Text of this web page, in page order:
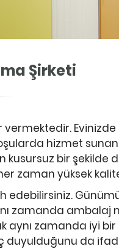
Şirketi
hizmet
bir şekilde
zaman yüksek
edebilirsiniz.
zamanda ambalaj
aynı zamanda iyi
duyulduğunu da